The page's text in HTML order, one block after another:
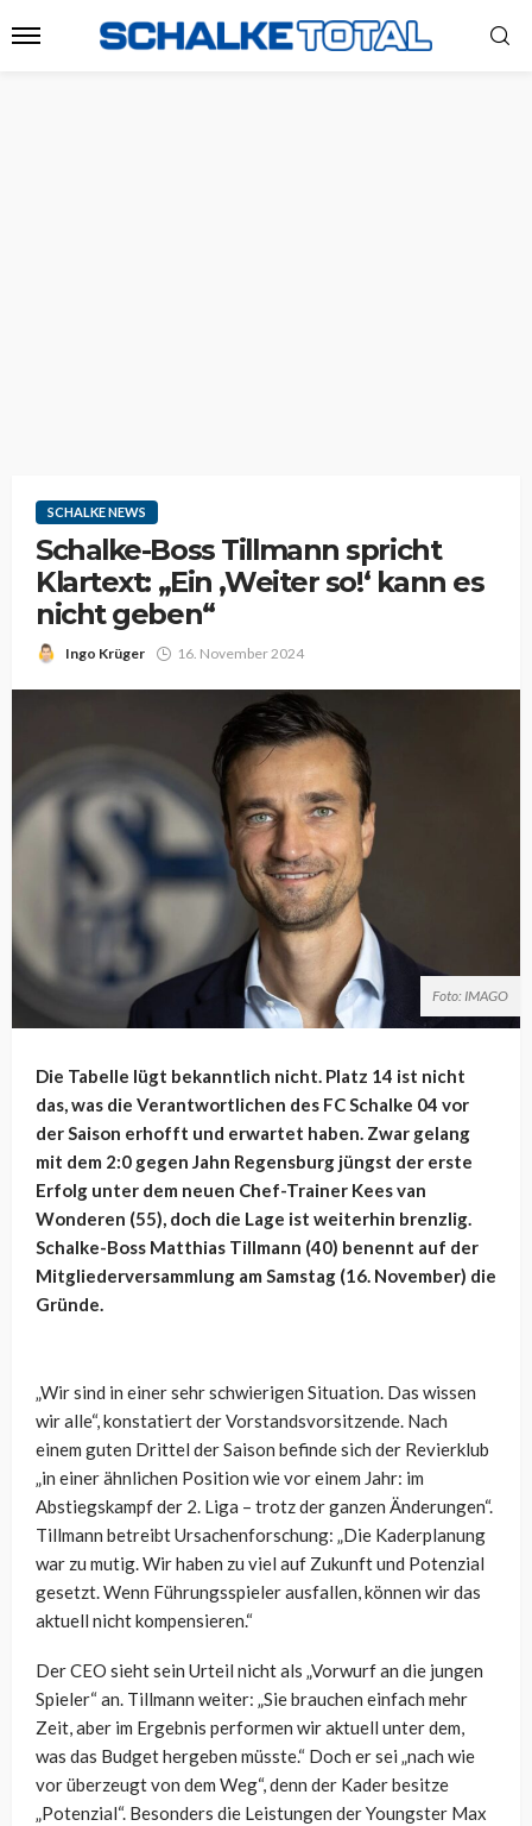
SCHALKE NEWS
Schalke-Boss Tillmann spricht
Klartext: „Ein ‚Weiter so!‘ kann es
nicht geben“
Ingo Krüger 16. November 2024
Foto: IMAGO
Die Tabelle lügt bekanntlich nicht. Platz 14 ist nicht
das, was die Verantwortlichen des FC Schalke 04 vor
der Saison erhofft und erwartet haben. Zwar gelang
mit dem 2:0 gegen Jahn Regensburg jüngst der erste
Erfolg unter dem neuen Chef-Trainer Kees van
Wonderen (55), doch die Lage ist weiterhin brenzlig.
Schalke-Boss Matthias Tillmann (40) benennt auf der
Mitgliederversammlung am Samstag (16. November) die
Gründe.
„Wir sind in einer sehr schwierigen Situation. Das wissen
wir alle“, konstatiert der Vorstandsvorsitzende. Nach
einem guten Drittel der Saison befinde sich der Revierklub
„in einer ähnlichen Position wie vor einem Jahr: im
Abstiegskampf der 2. Liga – trotz der ganzen Änderungen“.
Tillmann betreibt Ursachenforschung: „Die Kaderplanung
war zu mutig. Wir haben zu viel auf Zukunft und Potenzial
gesetzt. Wenn Führungsspieler ausfallen, können wir das
aktuell nicht kompensieren.“
Der CEO sieht sein Urteil nicht als „Vorwurf an die jungen
Spieler“ an. Tillmann weiter: „Sie brauchen einfach mehr
Zeit, aber im Ergebnis performen wir aktuell unter dem,
was das Budget hergeben müsste.“ Doch er sei „nach wie
vor überzeugt von dem Weg“, denn der Kader besitze
„Potenzial“. Besonders die Leistungen der Youngster Max